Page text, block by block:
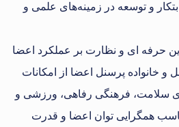
و توسعه در زمینه‌های علمی و
و خانواده پرسنل اعضا از امکانات
سلامت، فرهنگی رفاهی، ورزشی و
همگرایی توان اعضا و قدرت